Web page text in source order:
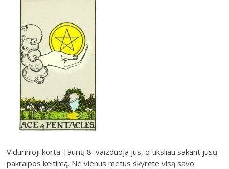
Vidurinioji korta Taurių 8 vaizduoja jus, o tiksliau sakant jūsų
pakraipos keitimą. Ne vienus metus skyrėte visą savo